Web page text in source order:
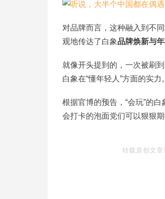
对品牌而言，这种融入到不
观地传达了白象品牌焕新与
就像开头提到的，一次被刷
白象在“懂年轻人”方面的实力。
根据官博的预告，“会玩”的
会打卡的泡面党们可以狠狠
转载原创文